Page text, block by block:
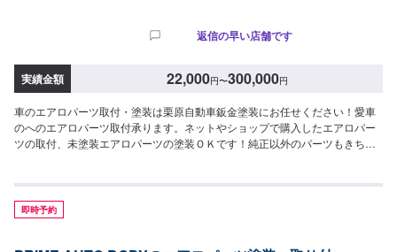
返信の早い店舗です
実績金額 22,000円〜300,000円
車のエアロパーツ取付・塗装は栗原自動車鈑金塗装にお任せください！愛車
のへのエアロパーツ取付承ります。ネットやショップで購入したエアロパー
ツの取付、未塗装エアロパーツの塗装ＯＫです！純正以外のパーツもきちん
>22,000円~大切なお車を栗原自動車さんへお任せしてよかったと思ってもら
えるよう「親切・丁寧・誠意」をモットーに日々対応させていただいており
ます。専門の鈑金・塗装では、高い技術で満足な仕上がりを常にご提供でき
即時予約